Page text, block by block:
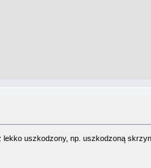
uszkodzony, np. uszkodzoną